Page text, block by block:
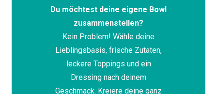
Du möchtest deine eigene Bowl
zusammenstellen?
Kein Problem! Wähle deine
Lieblingsbasis, frische Zutaten,
leckere Toppings und ein
Dressing nach deinem
Geschmack. Kreiere deine ganz